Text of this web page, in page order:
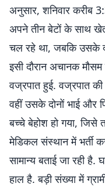
अनुसार, शनिवार करीब
अपने तीन बेटों के साथ
चल रहे था, जबकि उसके
इसी दौरान अचानक
वज्रपात हुई. वज्रपात
वहीं उसके दोनों भाई और
बच्चे बेहोश हो गया, जिसे
मेडिकल संस्थान में भर्ती
सामान्य बताई जा रही है.
हाल है. बड़ी संख्या में